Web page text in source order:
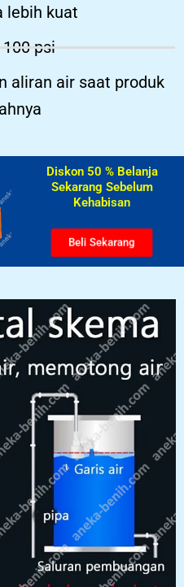
lebih kuat
psi
aliran air saat produk
Diskon 50 % Belanja
Sekarang Sebelum
Kehabisan​
Beli Sekarang